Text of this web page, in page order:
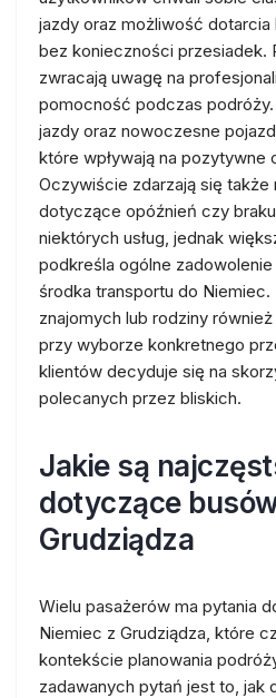
jazdy oraz możliwość
bez konieczności przesiadek.
zwracają uwagę na
pomocność podczas
jazdy oraz nowoczesne
które wpływają na pozytywne
Oczywiście zdarzają się
dotyczące opóźnień czy
niektórych usług, jednak
podkreśla ogólne
środka transportu do Niemiec.
znajomych lub rodziny
przy wyborze konkretnego
klientów decyduje się na
polecanych przez bliskich.
Jakie są
dotyczące
Grudziądza
Wielu pasażerów ma pytania
Niemiec z Grudziądza, które
kontekście planowania
zadawanych pytań jest to, jak